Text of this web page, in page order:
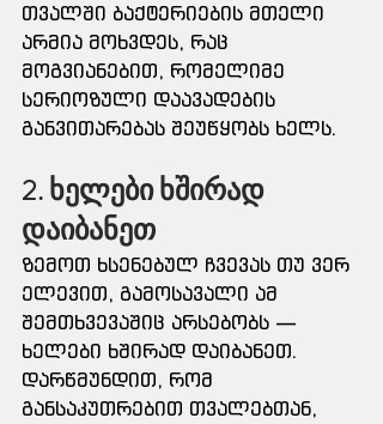
თვალში ბაქტერიების მთელი
არმია მოხვდეს, რაც
მოგვიანებით, რომელიმე
სერიოზული დაავადების
განვითარებას შეუწყობს ხელს.
2. ხელები ხშირად
დაიბანეთ
ზემოთ ხსენებულ ჩვევას თუ ვერ
ელევით, გამოსავალი ამ
შემთხვევაშიც არსებობს —
ხელები ხშირად დაიბანეთ.
დარწმუნდით, რომ
განსაკუთრებით თვალებთან,